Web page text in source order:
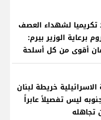
تكريميا لشهداء العصف
برعاية الوزير بيرم:
أقوى من كل أسلحة
التي تجمع اللبنانيين
خريطة لبنان
ليس تفصيلاً عابراً
تجاهله